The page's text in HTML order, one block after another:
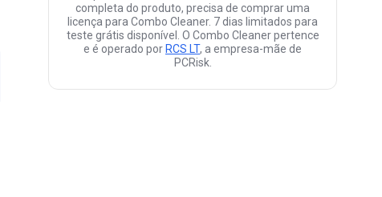
completa do produto, precisa de comprar uma
licença para Combo Cleaner. 7 dias limitados para
teste grátis disponível. O Combo Cleaner pertence
e é operado por RCS LT, a empresa-mãe de
PCRisk.